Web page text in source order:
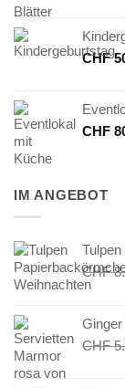
CHF
CHF
IM ANGEBOT
CHF
CHF